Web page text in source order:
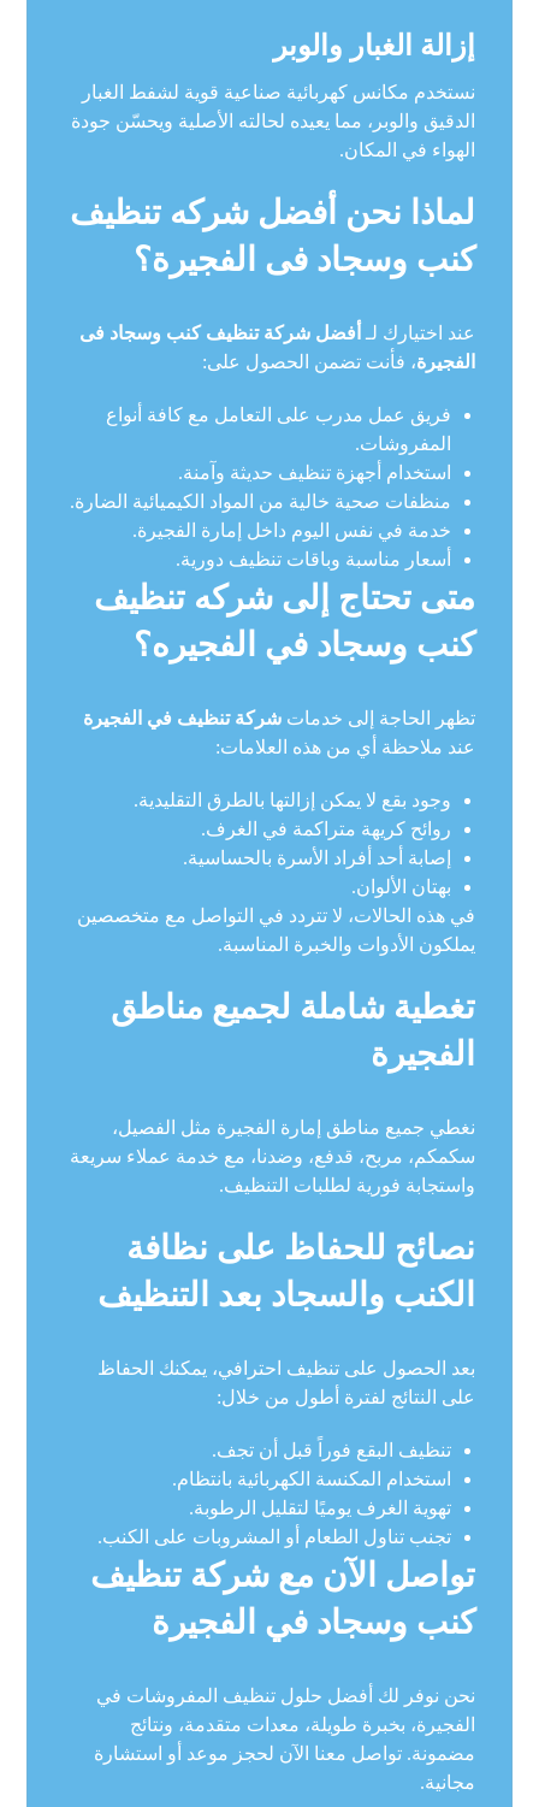
إزالة الغبار والوبر
نستخدم مكانس كهربائية صناعية قوية لشفط الغبار
الدقيق والوبر، مما يعيده لحالته الأصلية ويحسّن جودة
الهواء في المكان.
لماذا نحن أفضل شركه تنظيف
كنب وسجاد فى الفجيرة؟
عند اختيارك لـ أفضل شركة تنظيف كنب وسجاد فى
الفجيرة، فأنت تضمن الحصول على:
فريق عمل مدرب على التعامل مع كافة أنواع
المفروشات.
استخدام أجهزة تنظيف حديثة وآمنة.
منظفات صحية خالية من المواد الكيميائية الضارة.
خدمة في نفس اليوم داخل إمارة الفجيرة.
أسعار مناسبة وباقات تنظيف دورية.
متى تحتاج إلى شركه تنظيف
كنب وسجاد في الفجيره؟
تظهر الحاجة إلى خدماتشركة تنظيف في الفجيرة
عند ملاحظة أي من هذه العلامات:
وجود بقع لا يمكن إزالتها بالطرق التقليدية.
روائح كريهة متراكمة في الغرف.
إصابة أحد أفراد الأسرة بالحساسية.
بهتان الألوان.
في هذه الحالات، لا تتردد في التواصل مع متخصصين
يملكون الأدوات والخبرة المناسبة.
تغطية شاملة لجميع مناطق
الفجيرة
نغطي جميع مناطق إمارة الفجيرة مثل الفصيل،
سكمكم، مربح، قدفع، وضدنا، مع خدمة عملاء سريعة
واستجابة فورية لطلبات التنظيف.
نصائح للحفاظ على نظافة
الكنب والسجاد بعد التنظيف
بعد الحصول على تنظيف احترافي، يمكنك الحفاظ
على النتائج لفترة أطول من خلال:
تنظيف البقع فوراً قبل أن تجف.
استخدام المكنسة الكهربائية بانتظام.
تهوية الغرف يوميًا لتقليل الرطوبة.
تجنب تناول الطعام أو المشروبات على الكنب.
تواصل الآن مع شركة تنظيف
كنب وسجاد في الفجيرة
نحن نوفر لك أفضل حلول تنظيف المفروشات في
الفجيرة، بخبرة طويلة، معدات متقدمة، ونتائج
مضمونة. تواصل معنا الآن لحجز موعد أو استشارة
مجانية.